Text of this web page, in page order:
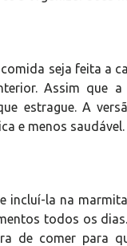
seja feita a
Assim que
estrague. A
e menos saudável.
incluí-la na
todos os
de comer para